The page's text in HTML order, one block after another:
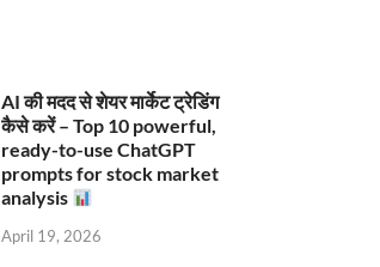
AI की मदद से शेयर मार्केट ट्रेडिंग
कैसे करें – Top 10 powerful,
ready-to-use ChatGPT
prompts for stock market
analysis
April 19, 2026